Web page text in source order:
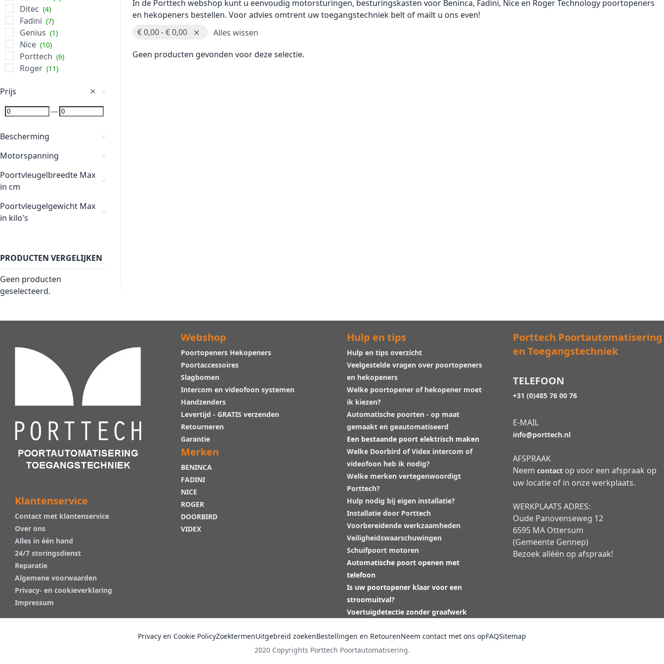
Ditec 4
Fadini 7
Genius 1
Nice 10
Porttech 6
Roger 11
Prijs
—
Bescherming
Motorspanning
Poortvleugelbreedte Max
in cm
Poortvleugelgewicht Max
in kilo's
In de Porttech webshop kunt u eenvoudig motorsturingen, besturingskasten voor Beninca, Fadini, Nice en Roger Technology poortopeners
en hekopeners bestellen. Voor advies omtrent uw toegangstechniek belt of mailt u ons even!
€ 0,00 - € 0,00
Alles wissen
Geen producten gevonden voor deze selectie.
PRODUCTEN VERGELIJKEN
Geen producten
geselecteerd.
Klantenservice
Contact met klantenservice
Over ons
Alles in één hand
24/7 storingsdienst
Reparatie
Algemene voorwaarden
Privacy- en cookieverklaring
Impressum
Webshop
Poortopeners Hekopeners
Poortaccessoires
Slagbomen
Intercom en videofoon systemen
Handzenders
Levertijd - GRATIS verzenden
Retourneren
Garantie
Merken
BENINCA
FADINI
NICE
ROGER
DOORBIRD
VIDEX
Hulp en tips
Hulp en tips overzicht
Veelgestelde vragen over poortopeners
en hekopeners
Welke poortopener of hekopener moet
ik kiezen?
Automatische poorten - op maat
gemaakt en geautomatiseerd
Een bestaande poort elektrisch maken
Welke Doorbird of Videx intercom of
videofoon heb ik nodig?
Welke merken vertegenwoordigt
Porttech?
Hulp nodig bij eigen installatie?
Installatie door Porttech
Voorbereidende werkzaamheden
Veiligheidswaarschuwingen
Schuifpoort motoren
Automatische poort openen met
telefoon
Is uw poortopener klaar voor een
stroomuitval?
Voertuigdetectie zonder graafwerk
Porttech Poortautomatisering
en Toegangstechniek
TELEFOON
+31 (0)485 76 00 76
E-MAIL
info@porttech.nl
AFSPRAAK
Neem contact op voor een afspraak op
uw locatie of in onze werkplaats.
WERKPLAATS ADRES:
Oude Panovenseweg 12
6595 MA Ottersum
(Gemeente Gennep)
Bezoek alléén op afspraak!
Privacy en Cookie PolicyZoektermenUitgebreid zoekenBestellingen en RetourenNeem contact met ons opFAQSitemap
2020 Copyrights Porttech Poortautomatisering.